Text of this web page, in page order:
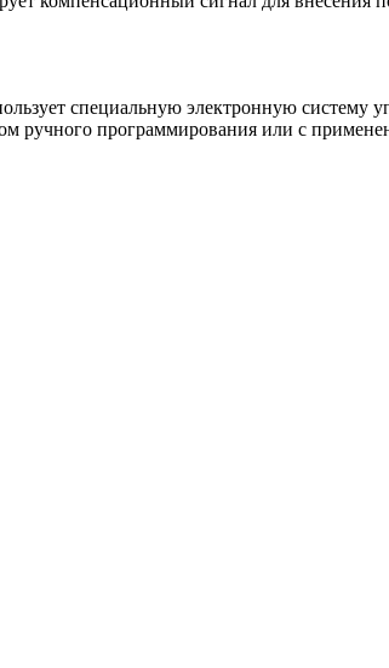
специальную электронную систему
ручного программирования или с